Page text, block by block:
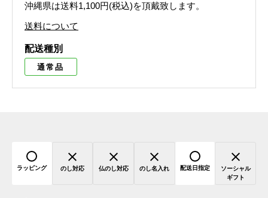
沖縄県は送料1,100円(税込)を頂戴致します。
送料について
配送種別
通常品
ラッピング のし対応 仏のし対応 のし名入れ 配送日指定
ソーシャル
ギフト